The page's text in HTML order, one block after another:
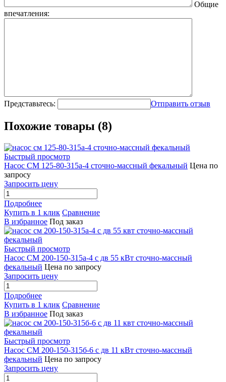
Общие
впечатления:
Представьтесь: Отправить отзыв
Похожие товары (8)
Быстрый просмотр
Насос СМ 125-80-315а-4 сточно-массный фекальный Цена по
запросу
Запросить цену
Подробнее
Купить в 1 клик Сравнение
В избранное Под заказ
Быстрый просмотр
Насос СМ 200-150-315а-4 с дв 55 кВт сточно-массный
фекальный Цена по запросу
Запросить цену
Подробнее
Купить в 1 клик Сравнение
В избранное Под заказ
Быстрый просмотр
Насос СМ 200-150-315б-6 с дв 11 кВт сточно-массный
фекальный Цена по запросу
Запросить цену